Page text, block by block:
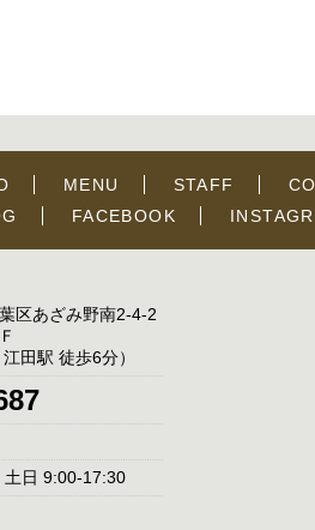
MENU STAFF
FACEBOOK
区あざみ野南2-4-2
田駅 徒歩6分）
日 9:00-17:30